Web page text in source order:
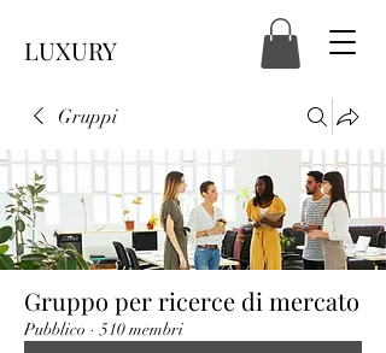
LUXURY
Gruppi
Gruppo per ricerce di mercato
Pubblico · 510 membri